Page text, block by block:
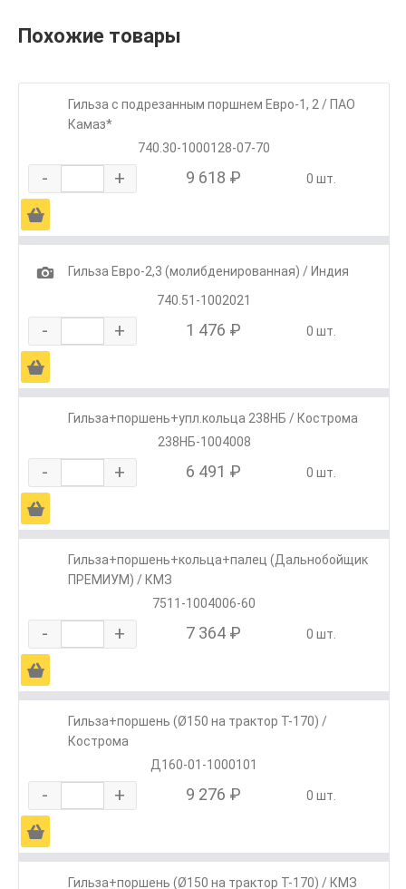
Похожие товары
Гильза с подрезанным поршнем Евро-1, 2 / ПАО
Камаз*
740.30-1000128-07-70
- + 9 618 ₽ 0 шт.
Ä
1
Гильза Евро-2,3 (молибденированная) / Индия
740.51-1002021
- + 1 476 ₽ 0 шт.
Ä
Гильза+поршень+упл.кольца 238НБ / Кострома
238НБ-1004008
- + 6 491 ₽ 0 шт.
Ä
Гильза+поршень+кольца+палец (Дальнобойщик
ПРЕМИУМ) / КМЗ
7511-1004006-60
- + 7 364 ₽ 0 шт.
Ä
Гильза+поршень (Ø150 на трактор Т-170) /
Кострома
Д160-01-1000101
- + 9 276 ₽ 0 шт.
Ä
Гильза+поршень (Ø150 на трактор Т-170) / КМЗ